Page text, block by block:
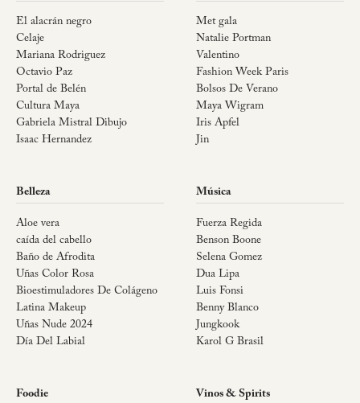
El alacrán negro
Celaje
Mariana Rodriguez
Octavio Paz
Portal de Belén
Cultura Maya
Gabriela Mistral Dibujo
Isaac Hernandez
Met gala
Natalie Portman
Valentino
Fashion Week Paris
Bolsos De Verano
Maya Wigram
Iris Apfel
Jin
Belleza
Aloe vera
caída del cabello
Baño de Afrodita
Uñas Color Rosa
Bioestimuladores De Colágeno
Latina Makeup
Uñas Nude 2024
Día Del Labial
Música
Fuerza Regida
Benson Boone
Selena Gomez
Dua Lipa
Luis Fonsi
Benny Blanco
Jungkook
Karol G Brasil
Foodie Vinos & Spirits